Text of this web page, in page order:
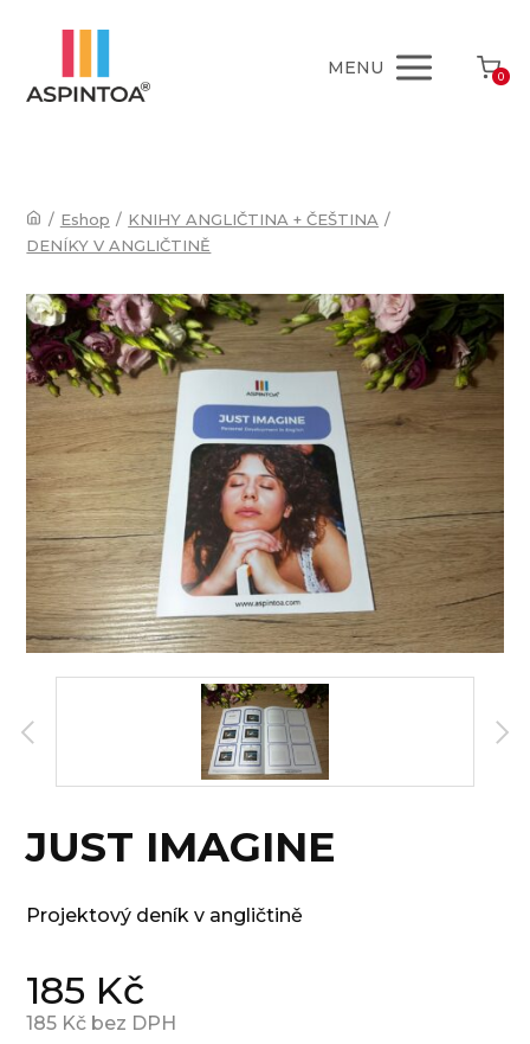
MENU 0
/ Eshop / KNIHY ANGLIČTINA + ČEŠTINA /
DENÍKY V ANGLIČTINĚ
JUST IMAGINE
Projektový deník v angličtině
185 Kč
185 Kč bez DPH